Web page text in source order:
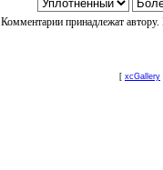
Комментарии принадлежат
[ xcGallery